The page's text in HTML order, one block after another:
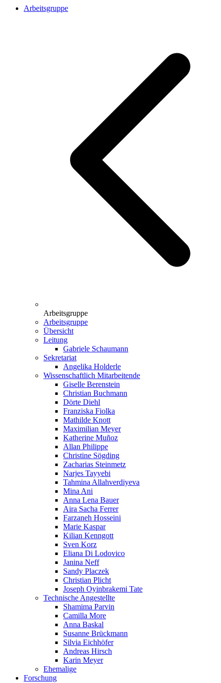
Arbeitsgruppe
Arbeitsgruppe
Arbeitsgruppe
Übersicht
Leitung
Gabriele Schaumann
Sekretariat
Angelika Holderle
Wissenschaftlich Mitarbeitende
Giselle Berenstein
Christian Buchmann
Dörte Diehl
Franziska Fiolka
Mathilde Knott
Maximilian Meyer
Katherine Muñoz
Allan Philippe
Christine Sögding
Zacharias Steinmetz
Narjes Tayyebi
Tahmina Allahverdiyeva
Mina Ani
Anna Lena Bauer
Aira Sacha Ferrer
Farzaneh Hosseini
Marie Kaspar
Kilian Kenngott
Sven Korz
Eliana Di Lodovico
Janina Neff
Sandy Placzek
Christian Plicht
Joseph Oyinbrakemi Tate
Technische Angestellte
Shamima Parvin
Camilla More
Anna Baskal
Susanne Brückmann
Silvia Eichhöfer
Andreas Hirsch
Karin Meyer
Ehemalige
Forschung